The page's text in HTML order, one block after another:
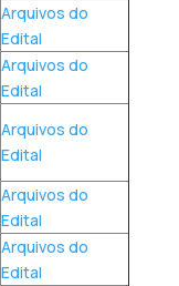
Arquivos do
Edital
Arquivos do
Edital
Arquivos do
Edital
Arquivos do
Edital
Arquivos do
Edital